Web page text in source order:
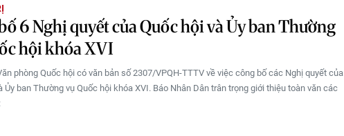
6 Nghị quyết của Quốc hội và Ủy ban Thường
hội khóa XVI
phòng Quốc hội có văn bản số 2307/VPQH-TTTV về việc công bố các Nghị quyết của
Ủy ban Thường vụ Quốc hội khóa XVI. Báo Nhân Dân trân trọng giới thiệu toàn văn các